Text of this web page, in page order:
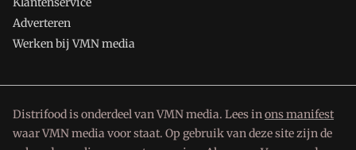
Adverteren
Werken bij VMN media
Distrifood is onderdeel van VMN media. Lees inons manifest
waar VMN media voor staat. Op gebruik van deze site zijn de